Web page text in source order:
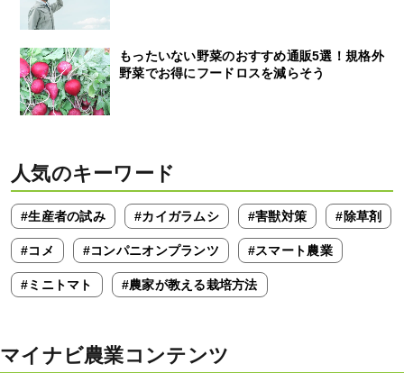
もったいない野菜のおすすめ通販5選！規格外
野菜でお得にフードロスを減らそう
人気のキーワード
#生産者の試み #カイガラムシ #害獣対策 #除草剤
#コメ #コンパニオンプランツ #スマート農業
#ミニトマト #農家が教える栽培方法
マイナビ農業コンテンツ